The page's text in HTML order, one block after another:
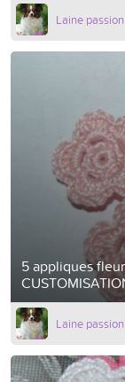
Laine passion
5 appliques
Laine passion